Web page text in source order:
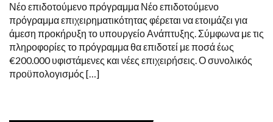
Νέο επιδοτούμενο πρόγραμμα Νέο επιδοτούμενο
πρόγραμμα επιχειρηματικότητας φέρεται να ετοιμάζει για
άμεση προκήρυξη το υπουργείο Ανάπτυξης. Σύμφωνα με τις
πληροφορίες το πρόγραμμα θα επιδοτεί με ποσά έως
€200.000 υφιστάμενες και νέες επιχειρήσεις. Ο συνολικός
προϋπολογισμός […]